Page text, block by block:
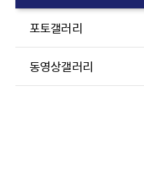
포토갤러리
동영상갤러리